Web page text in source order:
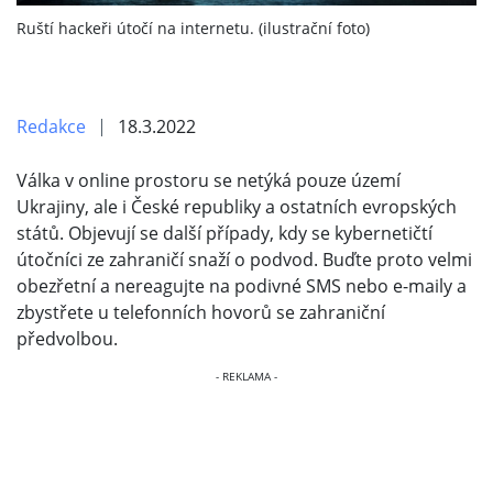
Ruští hackeři útočí na internetu. (ilustrační foto)
Redakce 18.3.2022
Válka v online prostoru se netýká pouze území
Ukrajiny, ale i České republiky a ostatních evropských
států. Objevují se další případy, kdy se kybernetičtí
útočníci ze zahraničí snaží o podvod. Buďte proto velmi
obezřetní a nereagujte na podivné SMS nebo e-maily a
zbystřete u telefonních hovorů se zahraniční
předvolbou.